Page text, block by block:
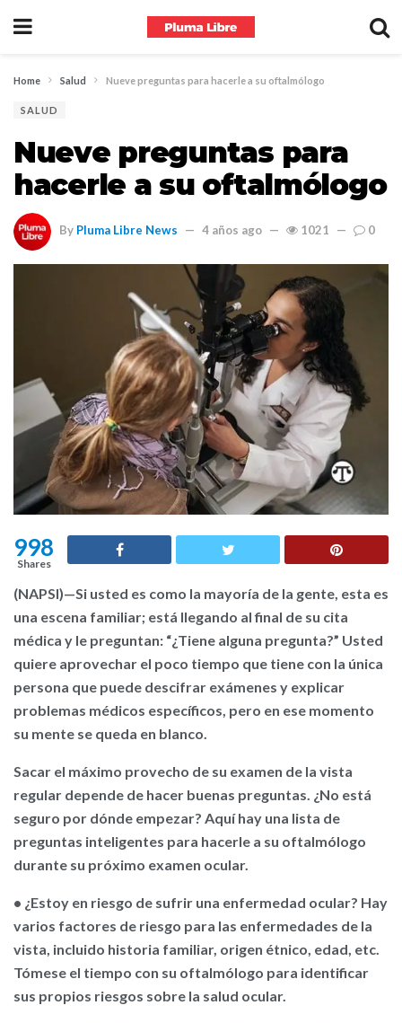
Home Salud Nueve preguntas para hacerle a su oftalmólogo
SALUD
Nueve preguntas para
hacerle a su oftalmólogo
By Pluma Libre News 4 años ago 1021 0
998
Shares
(NAPSI)—Si usted es como la mayoría de la gente, esta es
una escena familiar; está llegando al final de su cita
médica y le preguntan: “¿Tiene alguna pregunta?” Usted
quiere aprovechar el poco tiempo que tiene con la única
persona que puede descifrar exámenes y explicar
problemas médicos específicos, pero en ese momento
su mente se queda en blanco.
Sacar el máximo provecho de su examen de la vista
regular depende de hacer buenas preguntas. ¿No está
seguro por dónde empezar? Aquí hay una lista de
preguntas inteligentes para hacerle a su oftalmólogo
durante su próximo examen ocular.
• ¿Estoy en riesgo de sufrir una enfermedad ocular? Hay
varios factores de riesgo para las enfermedades de la
vista, incluido historia familiar, origen étnico, edad, etc.
Tómese el tiempo con su oftalmólogo para identificar
sus propios riesgos sobre la salud ocular.